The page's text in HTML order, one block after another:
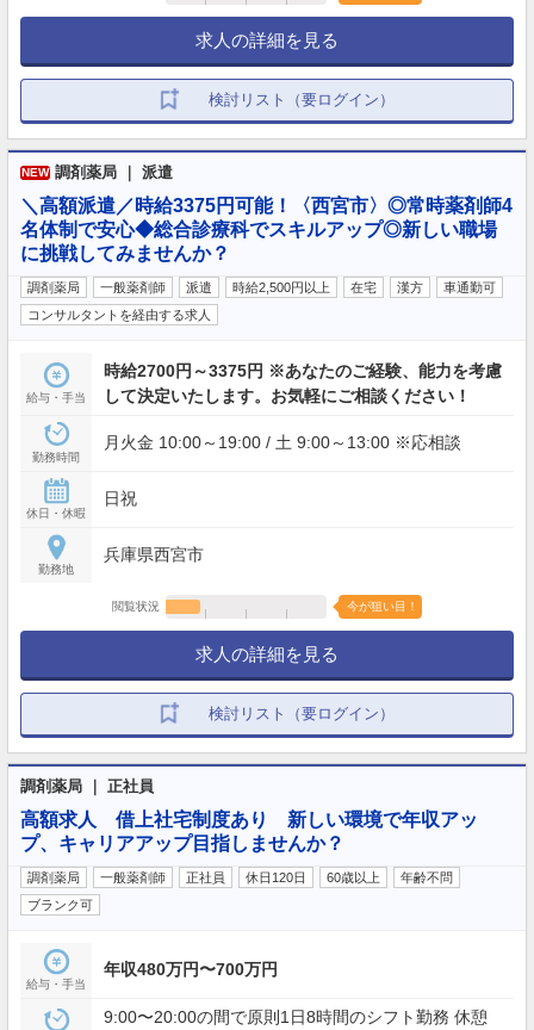
求人の詳細を見る
検討リスト（要ログイン）
NEW 調剤薬局 ｜ 派遣
＼高額派遣／時給3375円可能！〈西宮市〉◎常時薬剤師4
名体制で安心◆総合診療科でスキルアップ◎新しい職場
に挑戦してみませんか？
調剤薬局 一般薬剤師 派遣 時給2,500円以上 在宅 漢方
車通勤可
コンサルタントを経由する求人
給与・手当
時給2700円～3375円 ※あなたのご経験、能力を考慮
して決定いたします。お気軽にご相談ください！
勤務時間
月火金 10:00～19:00 / 土 9:00～13:00 ※応相談
休日・休暇
日祝
勤務地
兵庫県西宮市
閲覧状況 今が狙い目！
求人の詳細を見る
検討リスト（要ログイン）
調剤薬局 ｜ 正社員
高額求人 借上社宅制度あり 新しい環境で年収アッ
プ、キャリアアップ目指しませんか？
調剤薬局 一般薬剤師 正社員 休日120日 60歳以上
年齢不問
ブランク可
給与・手当
年収480万円〜700万円
9:00〜20:00の間で原則1日8時間のシフト勤務 休憩